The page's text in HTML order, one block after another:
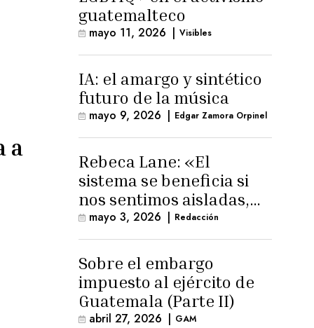
a
guatemalteco
mayo 11, 2026 | Visibles
IA: el amargo y sintético
futuro de la música
mayo 9, 2026 | Edgar Zamora Orpinel
Rebeca Lane: «El
sistema se beneficia si
nos sentimos aisladas,
sin esperanza o espacio
para la ternura»
mayo 3, 2026 | Redacción
Sobre el embargo
impuesto al ejército de
Guatemala (Parte II)
abril 27, 2026 | GAM